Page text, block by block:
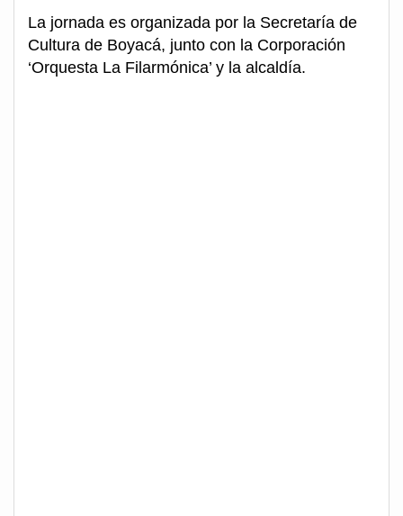
La jornada es organizada por la Secretaría de
Cultura de Boyacá, junto con la Corporación
‘Orquesta La Filarmónica’ y la alcaldía.